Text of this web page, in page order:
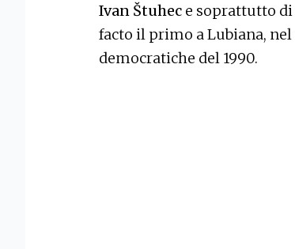
Ivan Štuhec e soprattutto di
facto il primo a Lubiana,
democratiche del 1990.